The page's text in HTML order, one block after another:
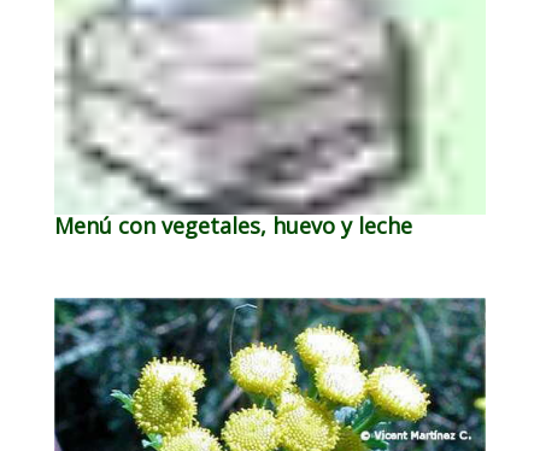
Menú con vegetales, huevo y leche